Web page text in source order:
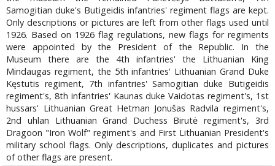
Samogitian duke's Butigeidis infantries' regiment flags are kept.
Only descriptions or pictures are left from other flags used until
1926. Based on 1926 flag regulations, new flags for regiments
were appointed by the President of the Republic. In the
Museum there are the 4th infantries' the Lithuanian King
Mindaugas regiment, the 5th infantries' Lithuanian Grand Duke
Kęstutis regiment, 7th infantries' Samogitian duke Butigeidis
regiment's, 8th infantries' Kaunas duke Vaidotas regiment's, 1st
hussars' Lithuanian Great Hetman Jonušas Radvila regiment's,
2nd uhlan Lithuanian Grand Duchess Birutė regiment's, 3rd
Dragoon "Iron Wolf" regiment's and First Lithuanian President's
military school flags. Only descriptions, duplicates and pictures
of other flags are present.